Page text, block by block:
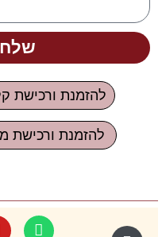
להזמנת ורכישת
להזמנת ורכישת